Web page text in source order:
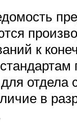
к
отдела
в